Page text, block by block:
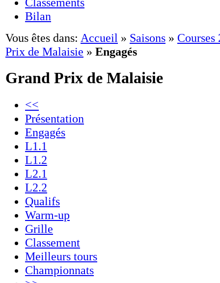
Bilan
Vous êtes dans: Accueil » Saisons » Courses
Prix de Malaisie » Engagés
Grand Prix de Malaisie
<<
Présentation
Engagés
L1.1
L1.2
L2.1
L2.2
Qualifs
Warm-up
Grille
Classement
Meilleurs tours
Championnats